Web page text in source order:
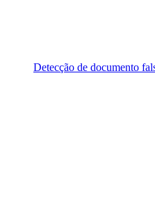
Detecção de documento